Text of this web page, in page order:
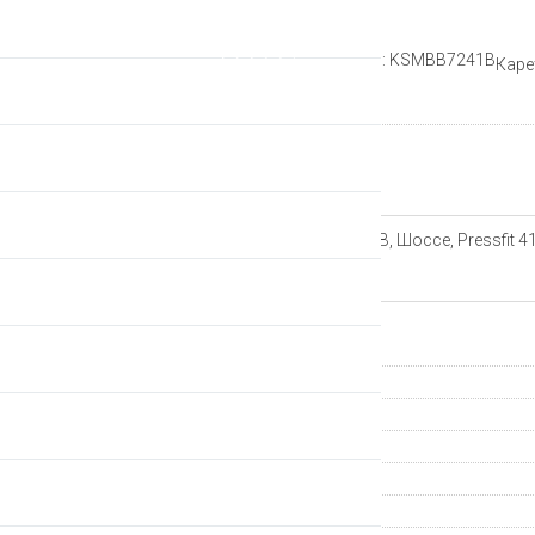
Рейтинг: Артикул: KSMBB7241B
Производитель
Описание
Каретка Shimano SM-BB72-41B, Шоссе, Pressfit
Группа компонентов
Гарантия
Артикул